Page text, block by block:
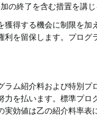
終了を含む措置を講じ
得する機会に制限を
を留保します。プログ
ム紹介料および特別プ
を払います。標準プ
効値は乙の紹介料率